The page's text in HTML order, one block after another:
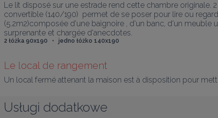
Le lit disposé sur une estrade rend cette chambre
convertible (140/190)  permet de se poser pour lire ou
(5.2m2)composée d'une baignoire , d'un banc, d'un meuble
surprenante et chargée d'anecdotes.
2 łóżka 90x190   •   jedno łóżko 140x190
Le local de rangement
Un local fermé attenant la maison est à disposition pour
Usługi dodatkowe